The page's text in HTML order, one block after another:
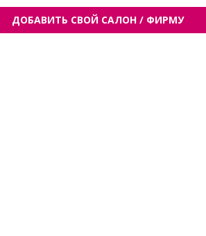
ДОБАВИТЬ СВОЙ САЛОН / ФИРМУ